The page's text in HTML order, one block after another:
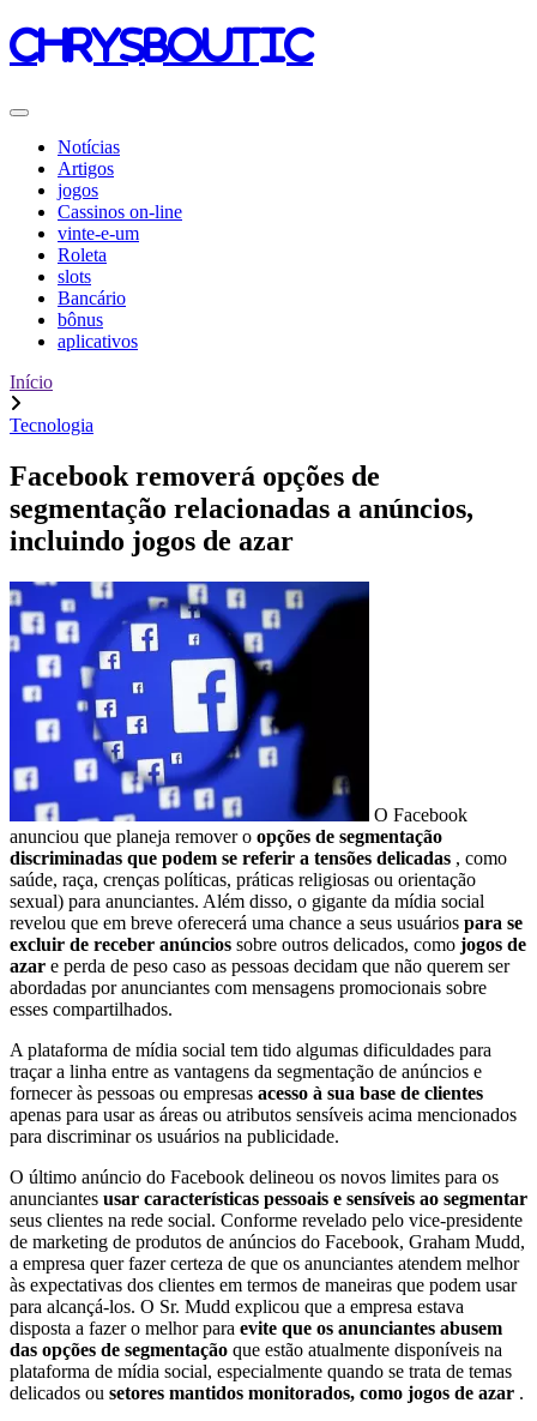
chrysboutic
Notícias
Artigos
jogos
Cassinos on-line
vinte-e-um
Roleta
slots
Bancário
bônus
aplicativos
Início
Tecnologia
Facebook removerá opções de
segmentação relacionadas a anúncios,
incluindo jogos de azar
O Facebook
anunciou que planeja remover o opções de segmentação
discriminadas que podem se referir a tensões delicadas , como
saúde, raça, crenças políticas, práticas religiosas ou orientação
sexual) para anunciantes. Além disso, o gigante da mídia social
revelou que em breve oferecerá uma chance a seus usuários para se
excluir de receber anúncios sobre outros delicados, como jogos de
azar e perda de peso caso as pessoas decidam que não querem ser
abordadas por anunciantes com mensagens promocionais sobre
esses compartilhados.
A plataforma de mídia social tem tido algumas dificuldades para
traçar a linha entre as vantagens da segmentação de anúncios e
fornecer às pessoas ou empresas acesso à sua base de clientes
apenas para usar as áreas ou atributos sensíveis acima mencionados
para discriminar os usuários na publicidade.
O último anúncio do Facebook delineou os novos limites para os
anunciantes usar características pessoais e sensíveis ao segmentar
seus clientes na rede social. Conforme revelado pelo vice-presidente
de marketing de produtos de anúncios do Facebook, Graham Mudd,
a empresa quer fazer certeza de que os anunciantes atendem melhor
às expectativas dos clientes em termos de maneiras que podem usar
para alcançá-los. O Sr. Mudd explicou que a empresa estava
disposta a fazer o melhor para evite que os anunciantes abusem
das opções de segmentação que estão atualmente disponíveis na
plataforma de mídia social, especialmente quando se trata de temas
delicados ou setores mantidos monitorados, como jogos de azar .